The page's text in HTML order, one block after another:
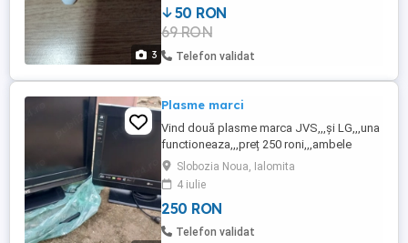
3
50 RON
69 RON
Telefon validat
Plasme marci
Vind două plasme marca JVS,,,și LG,,,una
functioneaza,,,preț 250 roni,,,ambele
Slobozia Noua, Ialomita
4 iulie
250 RON
Telefon validat